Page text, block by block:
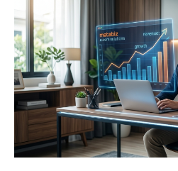
人
公
司
也
能
借！
2026
年